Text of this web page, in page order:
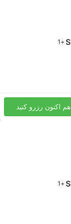
+1
هم اکنون رزرو کنید
+1